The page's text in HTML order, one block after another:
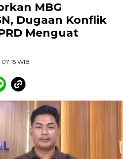
MBG
Dugaan Konflik
Menguat
07:15 WIB